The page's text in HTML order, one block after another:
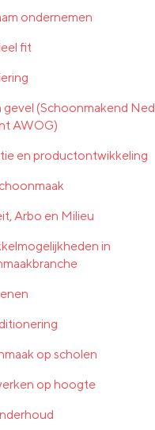
ondernemen
fit
gevel (Schoonmakend
AWOG)
en productontwikkeling
Arbo en Milieu
in
op scholen
op hoogte